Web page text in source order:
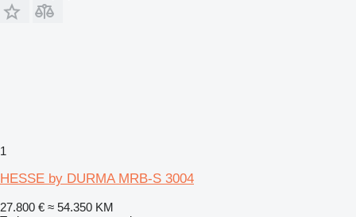
1
HESSE by DURMA MRB-S 3004
27.800 € ≈ 54.350 KM